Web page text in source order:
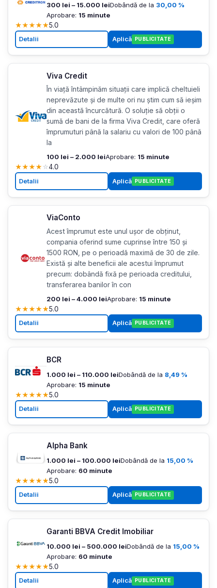
300 lei – 15.000 leiDobândă de la 30,00 %
Aprobare: 15 minute
★★★★★5.0
Detalii Aplică PUBLICITATE
Viva Credit
În viață întâmpinăm situații care implică cheltuieli
neprevăzute și de multe ori nu știm cum să ieșim
din această încurcătură. O soluție să obții o
sumă de bani de la firma Viva Credit, care oferă
împrumuturi până la salariu cu valori de 100 până
la
100 lei – 2.000 leiAprobare: 15 minute
★★★★☆4.0
Detalii Aplică PUBLICITATE
ViaConto
Acest împrumut este unul ușor de obținut,
compania oferind sume cuprinse între 150 și
1500 RON, pe o perioadă maximă de 30 de zile.
Există și alte beneficii ale acestui împrumut
precum: dobândă fixă pe perioada creditului,
transferarea banilor în con
200 lei – 4.000 leiAprobare: 15 minute
★★★★★5.0
Detalii Aplică PUBLICITATE
BCR
1.000 lei – 110.000 leiDobândă de la 8,49 %
Aprobare: 15 minute
★★★★★5.0
Detalii Aplică PUBLICITATE
Alpha Bank
1.000 lei – 100.000 leiDobândă de la 15,00 %
Aprobare: 60 minute
★★★★★5.0
Detalii Aplică PUBLICITATE
Garanti BBVA Credit Imobiliar
10.000 lei – 500.000 leiDobândă de la 15,00 %
Aprobare: 60 minute
★★★★★5.0
Detalii Aplică PUBLICITATE